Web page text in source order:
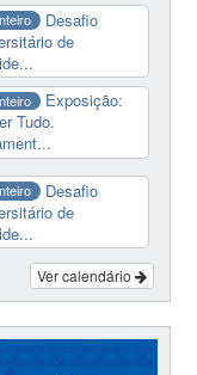
Desafio
de
Exposição:
Tudo.
Desafio
de
Ver calendário